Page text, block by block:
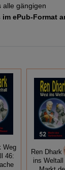
alle gängigen
ePub-Format
Weg
46:
Ren Dhark
ins Weltall